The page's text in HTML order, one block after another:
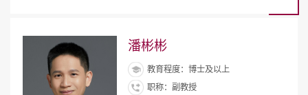
潘彬彬
教育程度：博士及以上
职称：副教授